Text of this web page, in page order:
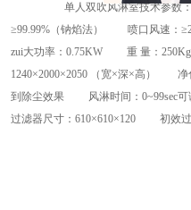
单人双吹风淋室技术参数： 外
≥99.99%（钠焰法） 喷口风速：
zui大功率：0.75KW 重 量：
1240×2000×2050 （宽×深×高）
到除尘效果 风淋时间：0~99sec
过滤器尺寸：610×610×120 初效过